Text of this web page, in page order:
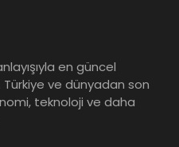
en güncel
ve dünyadan son
teknoloji ve daha